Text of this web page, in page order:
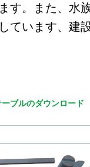
す。また、水
ています、建
ブルのダウンロード
JL Mag